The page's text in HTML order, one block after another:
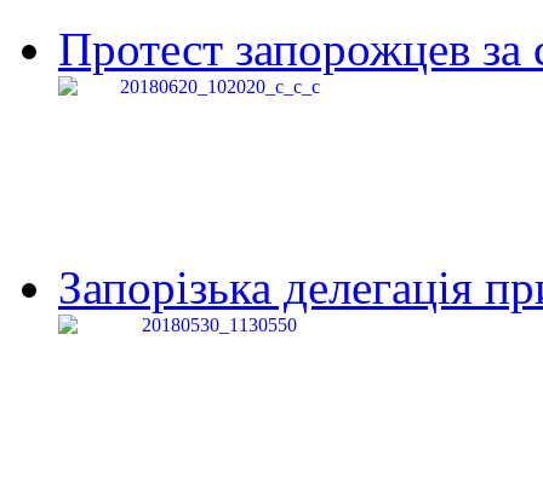
Протест запорожцев за
Запорізька делегація